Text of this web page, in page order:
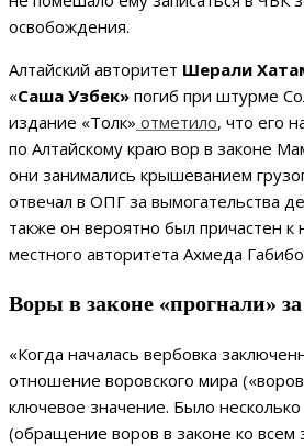
освобождения.
Алтайский авторитет Шерали
«Саша Узбек» погиб при штурме
издание «Толк» отметило, что его
по Алтайскому краю вор в законе
они занимались крышеванием
отвечал в ОПГ за вымогательства
также он вероятно был причастен к
местного авторитета Ахмеда
Воры в законе «прогнали»
«Когда началась вербовка
отношение воровского мира
ключевое значение. Было несколько
(обращение воров в законе ко всем